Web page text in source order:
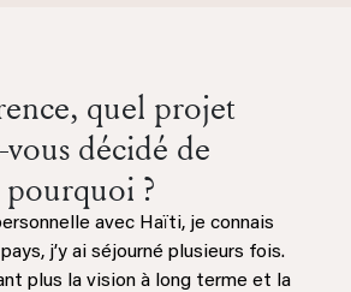
quel projet
vous décidé de
?
avec Haïti, je connais
j’y ai séjourné plusieurs fois.
plus la vision à long terme et la